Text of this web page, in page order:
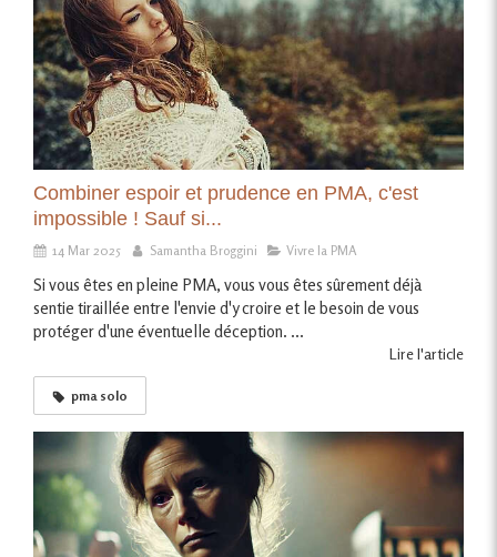
Combiner espoir et prudence en PMA, c'est
impossible ! Sauf si...
14 Mar 2025 Samantha Broggini Vivre la PMA
Si vous êtes en pleine PMA, vous vous êtes sûrement déjà
sentie tiraillée entre l'envie d'y croire et le besoin de vous
protéger d'une éventuelle déception. ...
Lire l'article
pma solo